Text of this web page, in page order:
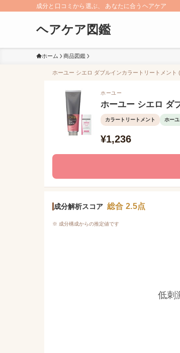
成分と口コミから選ぶ、 あなたに合うヘアケア
ヘアケア図鑑
ホーム 商品図鑑
ホーユー シエロ ダブルインカラートリートメント
ホーユー
ホーユー シエロ ダ
カラートリートメント ホー
¥1,236
成分解析スコア 総合 2.5点
※ 成分構成からの推定値です
低刺